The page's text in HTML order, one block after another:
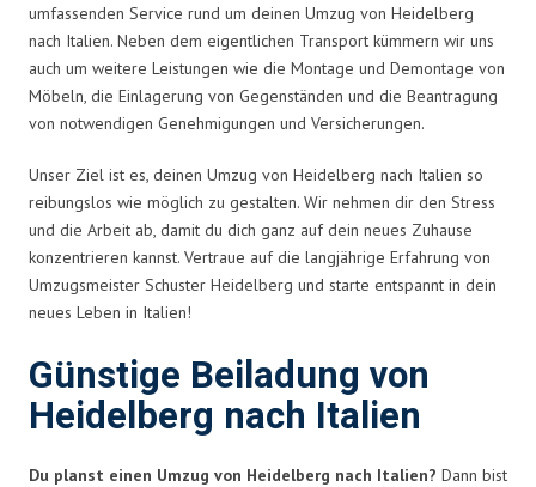
umfassenden Service rund um deinen Umzug von Heidelberg
nach Italien. Neben dem eigentlichen Transport kümmern wir uns
auch um weitere Leistungen wie die Montage und Demontage von
Möbeln, die Einlagerung von Gegenständen und die Beantragung
von notwendigen Genehmigungen und Versicherungen.
Unser Ziel ist es, deinen Umzug von Heidelberg nach Italien so
reibungslos wie möglich zu gestalten. Wir nehmen dir den Stress
und die Arbeit ab, damit du dich ganz auf dein neues Zuhause
konzentrieren kannst. Vertraue auf die langjährige Erfahrung von
Umzugsmeister Schuster Heidelberg und starte entspannt in dein
neues Leben in Italien!
Günstige Beiladung von
Heidelberg nach Italien
Du planst einen Umzug von Heidelberg nach Italien? Dann bist